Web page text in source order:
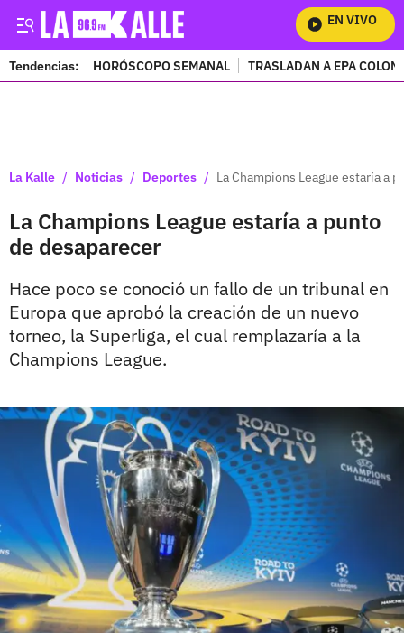
EN VIVO
Tendencias: HORÓSCOPO SEMANAL TRASLADAN A EPA
La Kalle / Noticias / Deportes / La Champions League estaría a
La Champions League estaría a punto
de desaparecer
Hace poco se conoció un fallo de un tribunal en
Europa que aprobó la creación de un nuevo
torneo, la Superliga, el cual remplazaría a la
Champions League.